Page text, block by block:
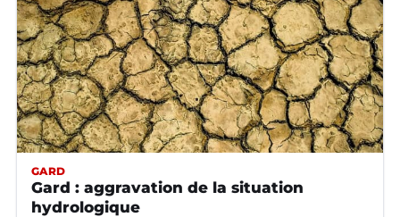
GARD
Gard : aggravation de la situation
hydrologique